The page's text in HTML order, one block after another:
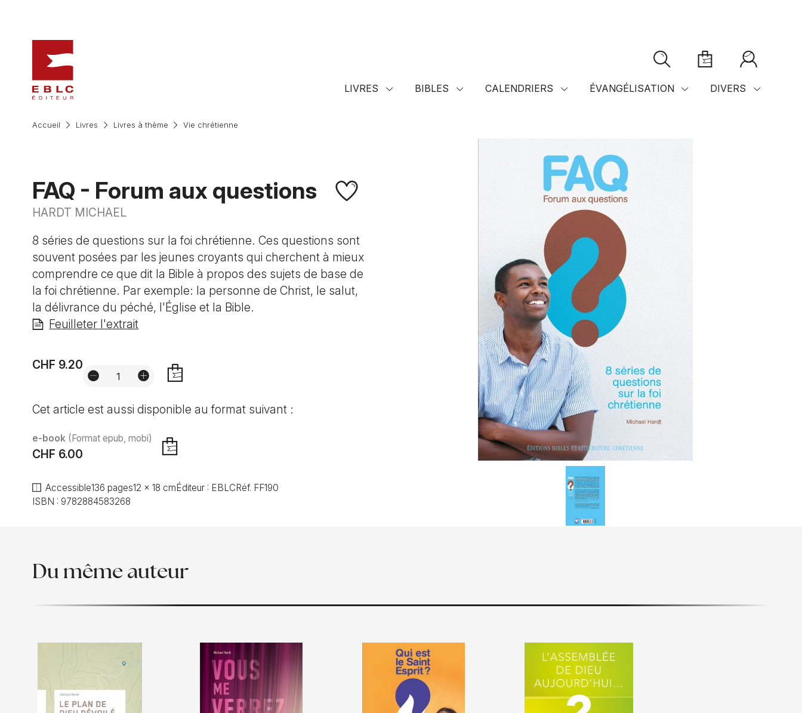
LIVRES BIBLES CALENDRIERS ÉVANGÉLISATION DIVERS
Accueil Livres Livres à thème Vie chrétienne
FAQ - Forum aux questions
HARDT MICHAEL
8 séries de questions sur la foi chrétienne. Ces questions sont
souvent posées par les jeunes croyants qui cherchent à mieux
comprendre ce que dit la Bible à propos des sujets de base de
la foi chrétienne. Par exemple: la personne de Christ, le salut,
la délivrance du péché, l'Église et la Bible.
Feuilleter l'extrait
CHF 9.20
Cet article est aussi disponible au format suivant :
e-book (Format epub, mobi)
CHF 6.00
Accessible136 pages12 x 18 cmÉditeur : EBLCRéf. FF190
ISBN : 9782884583268
Du même auteur